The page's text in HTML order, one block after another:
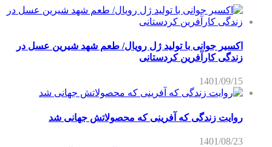
اکسیر جوانی با تولید ژل رویال/ طعم شهد شیرین عسل‌ در
زندگی کارآفرین کردستانی
1401/09/15
روایت زندگی که آفرینی که محصولاتش جهانی شد
1401/08/23